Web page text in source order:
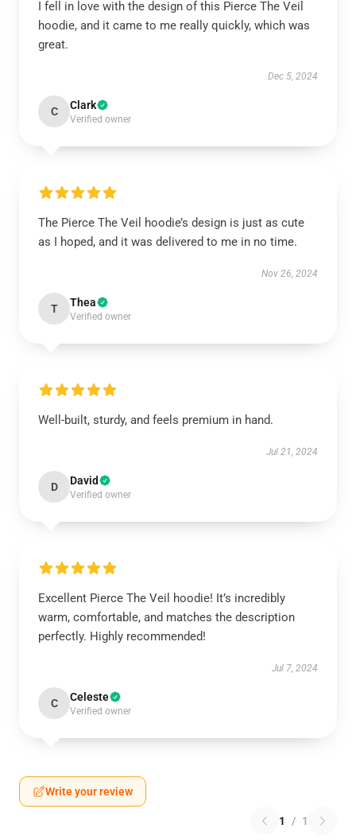
I fell in love with the design of this Pierce The Veil
hoodie, and it came to me really quickly, which was
great.
Dec 5, 2024
C Clark
Verified owner
The Pierce The Veil hoodie’s design is just as cute
as I hoped, and it was delivered to me in no time.
Nov 26, 2024
T Thea
Verified owner
Well-built, sturdy, and feels premium in hand.
Jul 21, 2024
D David
Verified owner
Excellent Pierce The Veil hoodie! It’s incredibly
warm, comfortable, and matches the description
perfectly. Highly recommended!
Jul 7, 2024
C Celeste
Verified owner
Write your review
1 / 1